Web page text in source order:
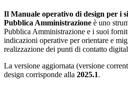
Il Manuale operativo di design per i
Pubblica Amministrazione è uno
Pubblica Amministrazione e i suoi
indicazioni operative per orientare e
realizzazione dei punti di contatto
La versione aggiornata (versione
design corrisponde alla 2025.1.